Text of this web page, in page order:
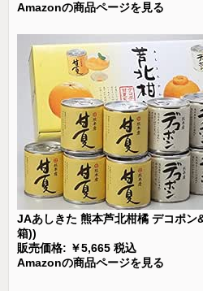
Amazonの商品ページを見る
JAあしきた 熊本芦北柑橘 デコポン
箱))
販売価格: ￥5,665 税込
Amazonの商品ページを見る